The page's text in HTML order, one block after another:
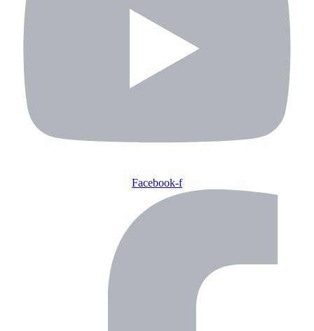
Facebook-f